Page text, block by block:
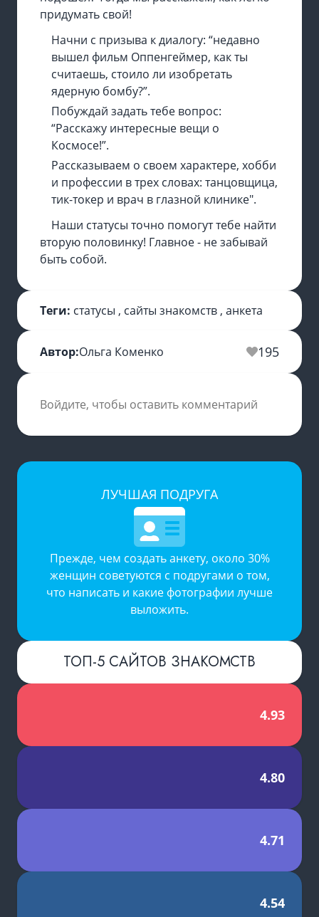
придумать свой!
Начни с призыва к диалогу: “недавно
вышел фильм Оппенгеймер, как ты
считаешь, стоило ли изобретать
ядерную бомбу?”.
Побуждай задать тебе вопрос:
“Расскажу интересные вещи о
Космосе!”.
Рассказываем о своем характере, хобби
и профессии в трех словах: танцовщица,
тик-токер и врач в глазной клинике".
Наши статусы точно помогут тебе найти
вторую половинку! Главное - не забывай
быть собой.
Теги: статусы , сайты знакомств , анкета
Автор:Ольга Коменко 195
Войдите, чтобы оставить комментарий
ЛУЧШАЯ ПОДРУГА
Прежде, чем создать анкету, около 30%
женщин советуются с подругами о том,
что написать и какие фотографии лучше
выложить.
ТОП-5 САЙТОВ ЗНАКОМСТВ
4.93
4.80
4.71
4.54